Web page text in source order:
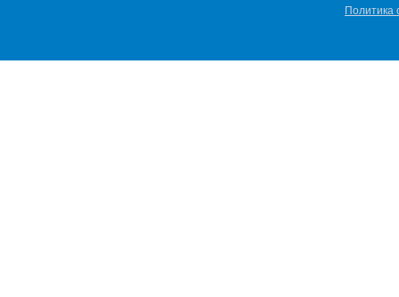
Политика